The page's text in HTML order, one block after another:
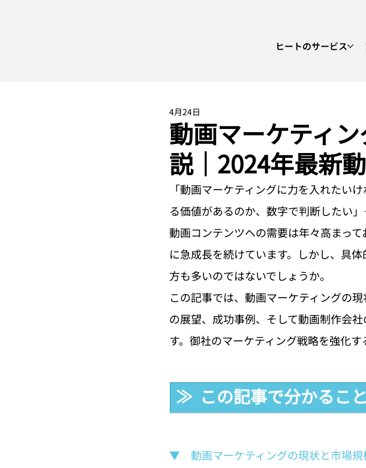
ヒートのサービス
動画マーケティ
説｜2024年最新
4月24日
「動画マーケティングに力を入れたい
る価値があるのか、数字で判断したい
動画コンテンツへの需要は年々高まっ
に急成長を続けています。しかし、具
方も多いのではないでしょうか。
この記事では、動画マーケティングの
の展望、成功事例、そして動画制作会
す。御社のマーケティング戦略を強化
≫  この記事で分かること
▼　動画マーケティングの現状と市場規